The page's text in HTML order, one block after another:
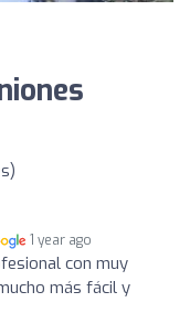
1 year ago
con muy
más fácil y